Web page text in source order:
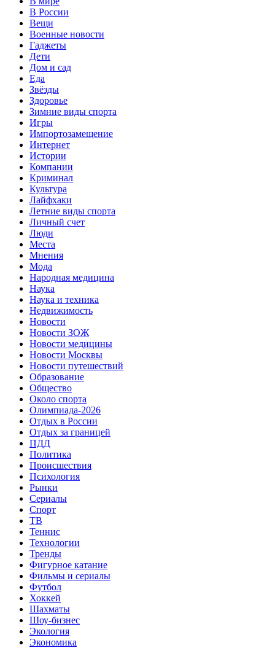
В России
Вещи
Военные новости
Гаджеты
Дети
Дом и сад
Еда
Звёзды
Здоровье
Зимние виды спорта
Игры
Импортозамещение
Интернет
Истории
Компании
Криминал
Культура
Лайфхаки
Летние виды спорта
Личный счет
Люди
Места
Мнения
Мода
Народная медицина
Наука
Наука и техника
Недвижимость
Новости
Новости ЗОЖ
Новости медицины
Новости Москвы
Новости путешествий
Образование
Общество
Около спорта
Олимпиада-2026
Отдых в России
Отдых за границей
ПДД
Политика
Происшествия
Психология
Рынки
Сериалы
Спорт
ТВ
Теннис
Технологии
Тренды
Фигурное катание
Фильмы и сериалы
Футбол
Хоккей
Шахматы
Шоу-бизнес
Экология
Экономика